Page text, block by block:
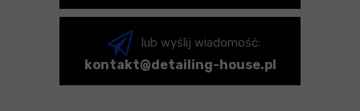
lub wyślij wiadomość:
kontakt@detailing-house.pl